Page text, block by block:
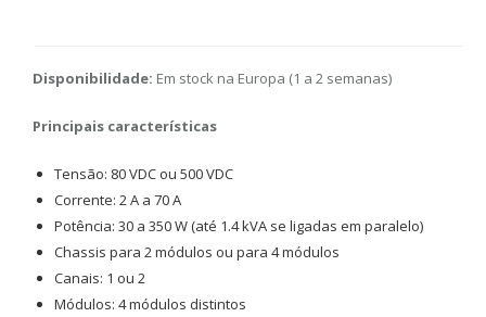
Disponibilidade: Em stock na Europa (1 a 2 semanas)
Principais características
Tensão: 80 VDC ou 500 VDC
Corrente: 2 A a 70 A
Potência: 30 a 350 W (até 1.4 kVA se ligadas em paralelo)
Chassis para 2 módulos ou para 4 módulos
Canais: 1 ou 2
Módulos: 4 módulos distintos